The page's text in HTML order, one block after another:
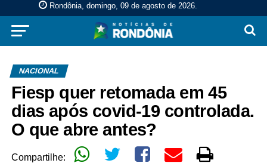
Rondônia, domingo, 09 de agosto de 2026.
NACIONAL
Fiesp quer retomada em 45
dias após covid-19 controlada.
O que abre antes?
Compartilhe: